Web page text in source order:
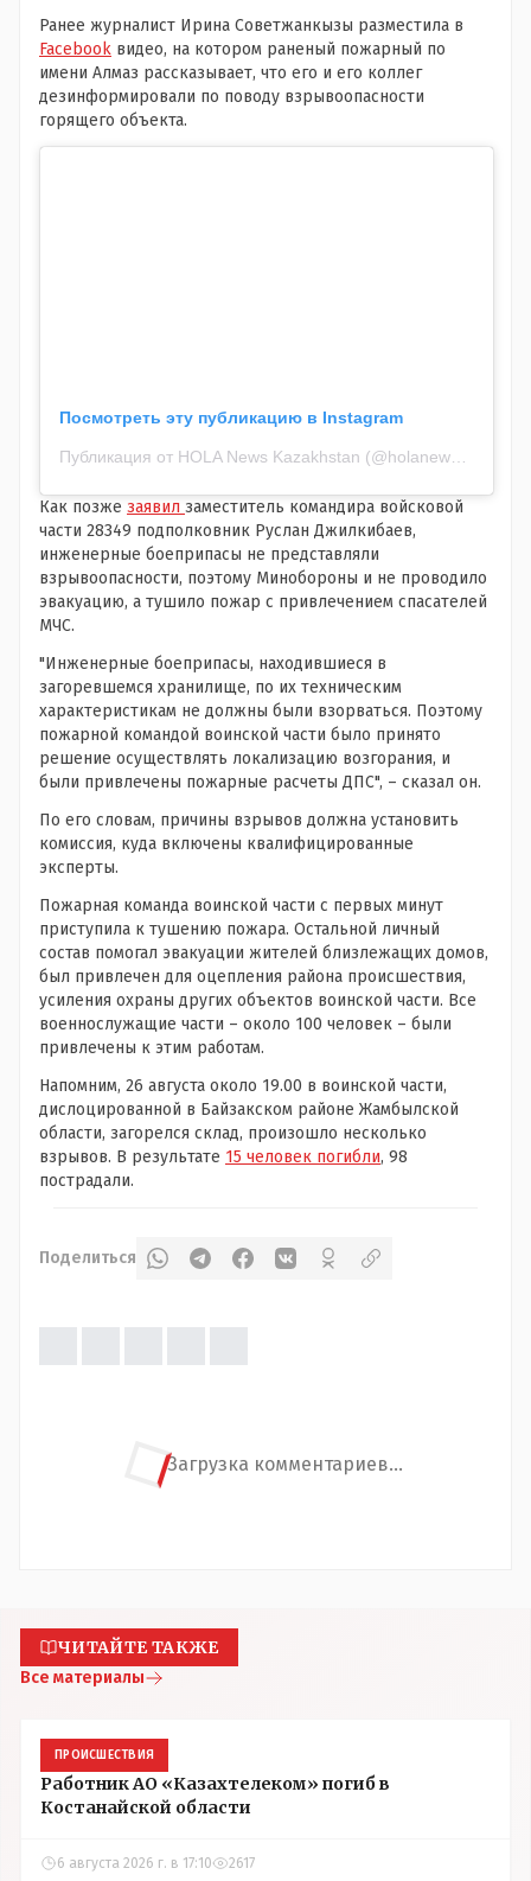
Ранее журналист Ирина Советжанкызы разместила в
Facebook видео, на котором раненый пожарный по
имени Алмаз рассказывает, что его и его коллег
дезинформировали по поводу взрывоопасности
горящего объекта.
Посмотреть эту публикацию в Instagram
Как позже заявил заместитель командира войсковой
части 28349 подполковник Руслан Джилкибаев,
инженерные боеприпасы не представляли
взрывоопасности, поэтому Минобороны и не проводило
эвакуацию, а тушило пожар с привлечением спасателей
МЧС.
"Инженерные боеприпасы, находившиеся в
загоревшемся хранилище, по их техническим
характеристикам не должны были взорваться. Поэтому
пожарной командой воинской части было принято
решение осуществлять локализацию возгорания, и
были привлечены пожарные расчеты ДПС", – сказал он.
По его словам, причины взрывов должна установить
комиссия, куда включены квалифицированные
эксперты.
Пожарная команда воинской части с первых минут
приступила к тушению пожара. Остальной личный
состав помогал эвакуации жителей близлежащих домов,
был привлечен для оцепления района происшествия,
усиления охраны других объектов воинской части. Все
военнослужащие части – около 100 человек – были
привлечены к этим работам.
Напомним, 26 августа около 19.00 в воинской части,
дислоцированной в Байзакском районе Жамбылской
области, загорелся склад, произошло несколько
взрывов. В результате 15 человек погибли, 98
пострадали.
Поделиться
Загрузка комментариев...
ЧИТАЙТЕ ТАКЖЕ
Все материалы
ПРОИСШЕСТВИЯ
Работник АО «Казахтелеком» погиб в
Костанайской области
6 августа 2026 г. в 17:10 2617